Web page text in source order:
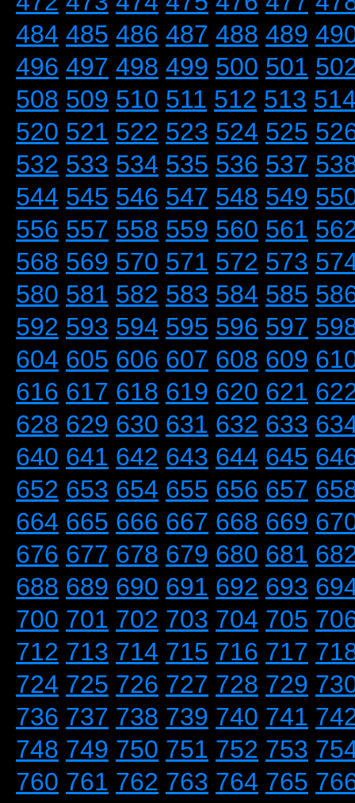
484 485 486 487 488 489
496 497 498 499 500 501
508 509 510 511 512 513
520 521 522 523 524 525
532 533 534 535 536 537
544 545 546 547 548 549
556 557 558 559 560 561
568 569 570 571 572 573
580 581 582 583 584 585
592 593 594 595 596 597
604 605 606 607 608 609
616 617 618 619 620 621
628 629 630 631 632 633
640 641 642 643 644 645
652 653 654 655 656 657
664 665 666 667 668 669
676 677 678 679 680 681
688 689 690 691 692 693
700 701 702 703 704 705
712 713 714 715 716 717
724 725 726 727 728 729
736 737 738 739 740 741
748 749 750 751 752 753
760 761 762 763 764 765